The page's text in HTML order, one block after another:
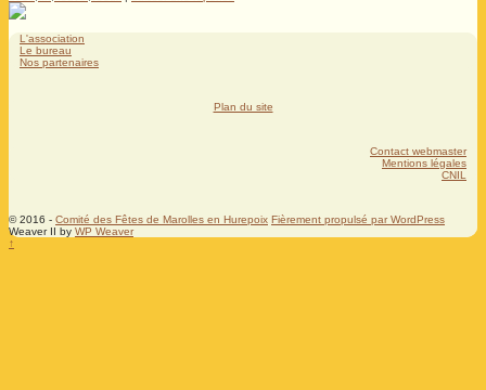
L'association
Le bureau
Nos partenaires
Plan du site
Contact webmaster
Mentions légales
CNIL
© 2016 - Comité des Fêtes de Marolles en Hurepoix Fièrement propulsé par WordPress
Weaver II by WP Weaver
↑